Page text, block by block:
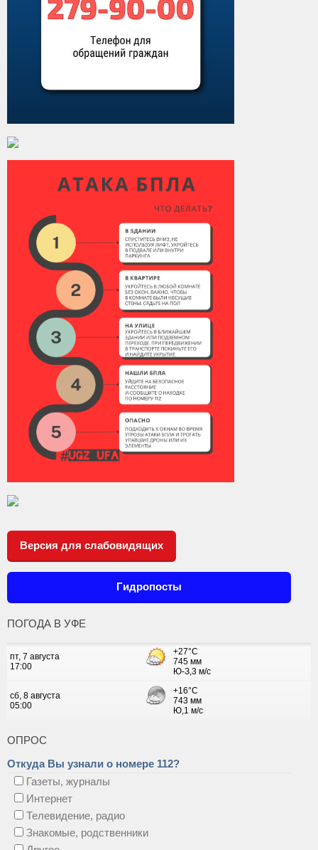
Версия для слабовидящих
Гидропосты
ПОГОДА В УФЕ
ОПРОС
Откуда Вы узнали о номере 112?
Газеты, журналы
Интернет
Телевидение, радио
Знакомые, родственники